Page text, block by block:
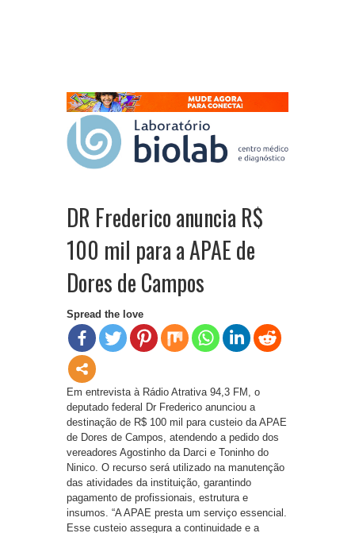
DR Frederico anuncia R$
100 mil para a APAE de
Dores de Campos
Spread the love
Em entrevista à Rádio Atrativa 94,3 FM, o
deputado federal Dr Frederico anunciou a
destinação de R$ 100 mil para custeio da APAE
de Dores de Campos, atendendo a pedido dos
vereadores Agostinho da Darci e Toninho do
Ninico. O recurso será utilizado na manutenção
das atividades da instituição, garantindo
pagamento de profissionais, estrutura e
insumos. “A APAE presta um serviço essencial.
Esse custeio assegura a continuidade e a